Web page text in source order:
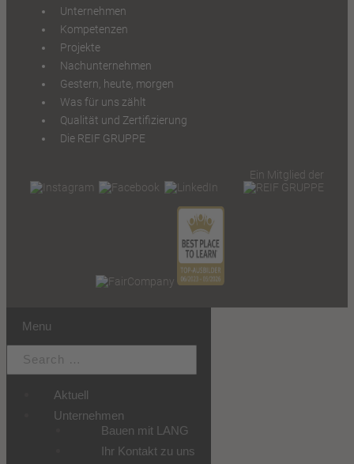
Unternehmen
Kompetenzen
Projekte
Nachunternehmen
Gestern, heute, morgen
Was für uns zählt
Qualität und Zertifizierung
Die REIF GRUPPE
Ein Mitglied der
Menu
Aktuell
Unternehmen
Bauen mit LANG
Ihr Kontakt zu uns